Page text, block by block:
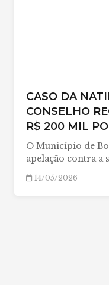
CASO DA
CONSELHO
R$ 200 MIL
O Município de
apelação contra a
14/05/2026